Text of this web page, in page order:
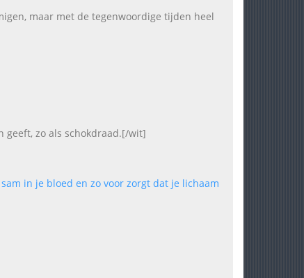
maar met de tegenwoordige tijden heel
geeft, zo als schokdraad.[/wit]
in je bloed en zo voor zorgt dat je lichaam